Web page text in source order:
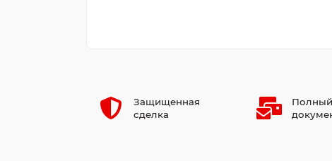
Защищенная
сделка